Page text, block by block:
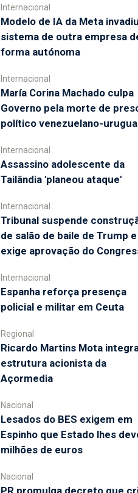
Internacional
Modelo de IA da Meta
sistema de outra empresa
forma autónoma
Internacional
María Corina Machado culpa
Governo pela morte de
político venezuelano-
Internacional
Assassino adolescente da
Tailândia 'planeou ataque'
Internacional
Tribunal suspende
de salão de baile de Trump e
exige aprovação do
Internacional
Espanha reforça presença
policial e militar em Ceuta
Regional
Ricardo Martins Mota
estrutura acionista da
Açormedia
Nacional
Lesados do BES exigem em
Espinho que Estado lhes
milhões de euros
Nacional
PR promulga decreto que